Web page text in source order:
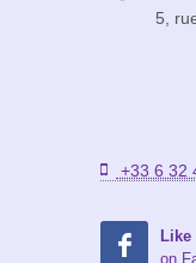
5,
+33 6 32
Like
on